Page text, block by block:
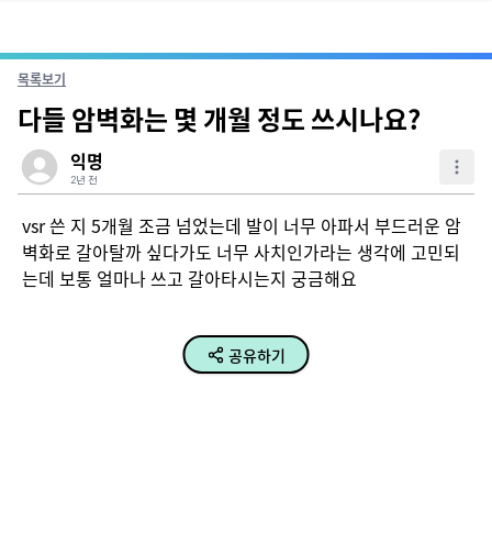
목록보기
다들 암벽화는 몇 개월 정도 쓰시나요?
익명
2년 전
vsr 쓴 지 5개월 조금 넘었는데 발이 너무 아파서 부드러운 암
벽화로 갈아탈까 싶다가도 너무 사치인가라는 생각에 고민되
는데 보통 얼마나 쓰고 갈아타시는지 궁금해요
공유하기